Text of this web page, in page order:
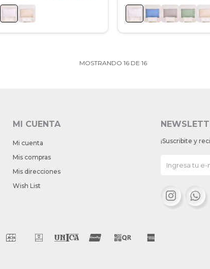
MOSTRANDO 16DE 16
MI CUENTA
Mi cuenta
Mis compras
Mis direcciones
Wish List
¡Suscribite y
 